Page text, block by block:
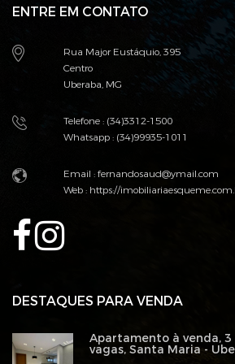
ENTRE EM CONTATO
Rua Major Eustáquio, 395
Centro
Uberaba, MG
Telefone : (34)3312-1500
Whatsapp : (34)99935-1011
Email :fernandosaud@ymail.com
Web :https://
DESTAQUES PARA VENDA
Apartamento à venda,
vagas, Santa Maria -